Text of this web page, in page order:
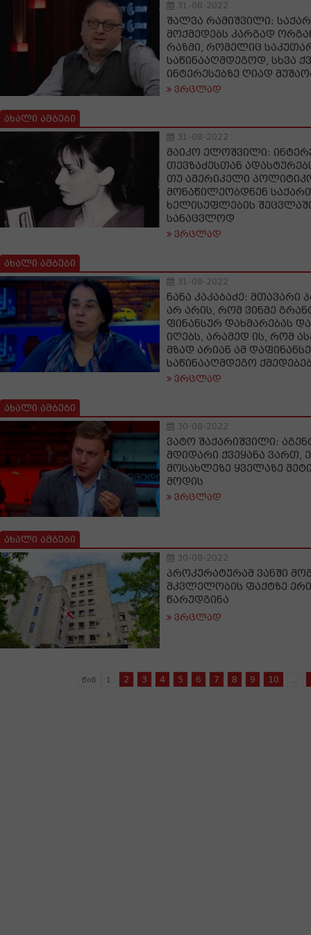
31-08-2022
შალვა რამიშვილი:
მოქმედებს კარგად
რაზმი, რომელიც
საწინააღმდეგოდ, სხვა
ინტერესებზე ღიად
ვრცლად
ახალი ამბები
31-08-2022
მაიკო ელოშვილი:
თევზაძესთან
თუ ამერიკელი
მონაწილეობდნენ
ხელისუფლების
სანაცვლოდ
ვრცლად
ახალი ამბები
31-08-2022
ნანა კაკაბაძე: მთავარი
არ არის, რომ ვინმე
ფინანსურ დახმარებას
იღებს, არამედ ის, რომ
მზად არიან ამ
საწინააღმდეგო
ვრცლად
ახალი ამბები
30-08-2022
ვატო შაქარიშვილი:
მდიდარი ქვეყანა ვართ,
მოსახლეზე ყველაზე
მოდის
ვრცლად
ახალი ამბები
30-08-2022
პროკურატურამ ვანში
მკვლელობის ფაქტზე
წარუდგინა
ვრცლად
წინ 1 2 3 4 5 6 7 8 9 10 ...